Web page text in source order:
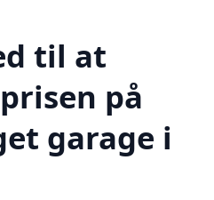
til at
på
garage i